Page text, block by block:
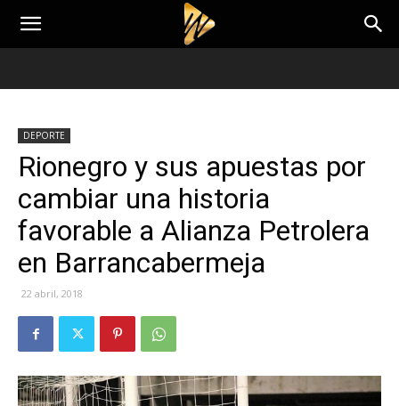
DEPORTE
Rionegro y sus apuestas por
cambiar una historia
favorable a Alianza Petrolera
en Barrancabermeja
22 abril, 2018